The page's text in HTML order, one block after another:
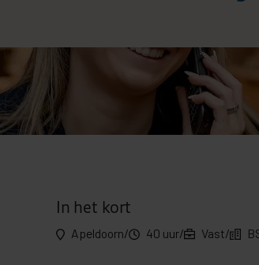
In het kort
Apeldoorn/ 40 uur/ Vast/